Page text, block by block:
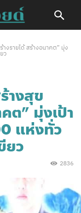
งรายได้ สร้างอนาคต” มุ่ง
ว
างสุข
ต” มุ่งเป้า
แห่งทั่ว
ยว
2836